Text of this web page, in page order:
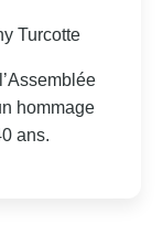
Turcotte
hommage
ans.